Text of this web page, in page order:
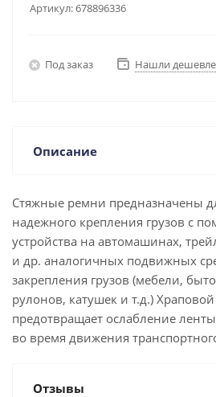
Артикул:678896336
Под заказ Нашли
Описание
Стяжные ремни предназначены
надежного крепления грузов с
устройства на автомашинах,
и др. аналогичных подвижных
закрепления грузов (мебели,
рулонов, катушек и т.д.)
предотвращает ослабление
во время движения
Отзывы